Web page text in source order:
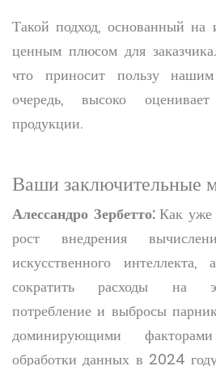
Такой подход, основанный на
ценным плюсом для
что приносит пользу
очередь, высоко
продукции.
Ваши заключительные
Алессандро Зербетто:Как уже
рост внедрения
искусственного
сократить расходы на
потребление и выбросы
доминирующими
обработки данных в 2024